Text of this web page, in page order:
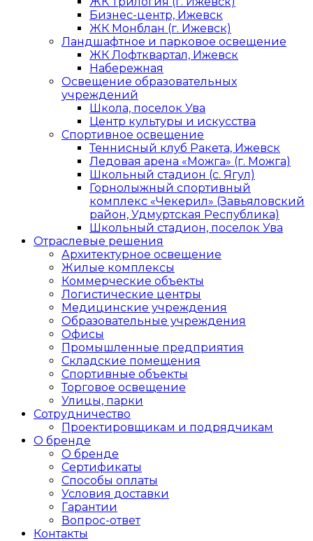
Бизнес-центр, Ижевск
ЖК Монблан (г. Ижевск)
Ландшафтное и парковое освещение
ЖК Лофтквартал, Ижевск
Набережная
Освещение образовательных
учреждений
Школа, поселок Ува
Центр культуры и искусства
Спортивное освещение
Теннисный клуб Ракета, Ижевск
Ледовая арена «Можга» (г. Можга)
Школьный стадион (с. Ягул)
Горнолыжный спортивный
комплекс «Чекерил» (Завьяловский
район, Удмуртская Республика)
Школьный стадион, поселок Ува
Отраслевые решения
Архитектурное освещение
Жилые комплексы
Коммерческие объекты
Логистические центры
Медицинские учреждения
Образовательные учреждения
Офисы
Промышленные предприятия
Складские помещения
Спортивные объекты
Торговое освещение
Улицы, парки
Сотрудничество
Проектировщикам и подрядчикам
О бренде
О бренде
Сертификаты
Способы оплаты
Условия доставки
Гарантии
Вопрос-ответ
Контакты